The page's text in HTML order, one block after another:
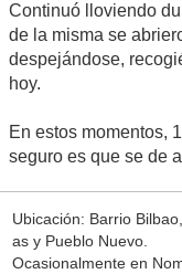
Continuó lloviendo
de la misma se
despejándose,
hoy.
En estos momentos,
seguro es que se de
Ubicación: Barrio
as y Pueblo Nuevo.
Ocasionalmente en